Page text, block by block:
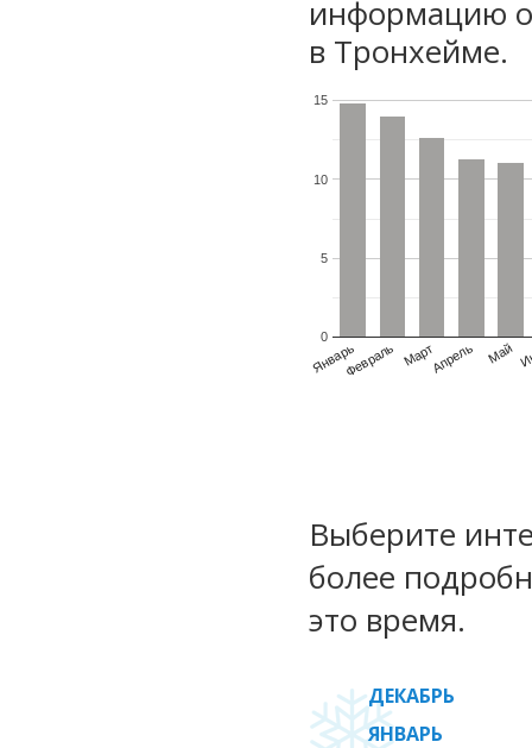
информацию о
в Тронхейме.
ЯнварьФевраль МартАпрель Май
0
5
10
15
Выберите
более
это время.
ДЕКАБРЬ
ЯНВАРЬ